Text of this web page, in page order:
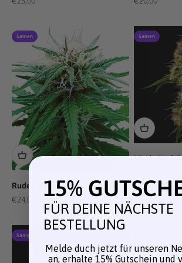
Samen
Ruderalis Indica®
Angebot
€24,00
Samen
Hindu Kush®
Samen
15%
FÜR DEINE NÄCHSTE
BESTELLUNG
Melde duch jetzt für unseren
an, erhalte 15% Gutschein und